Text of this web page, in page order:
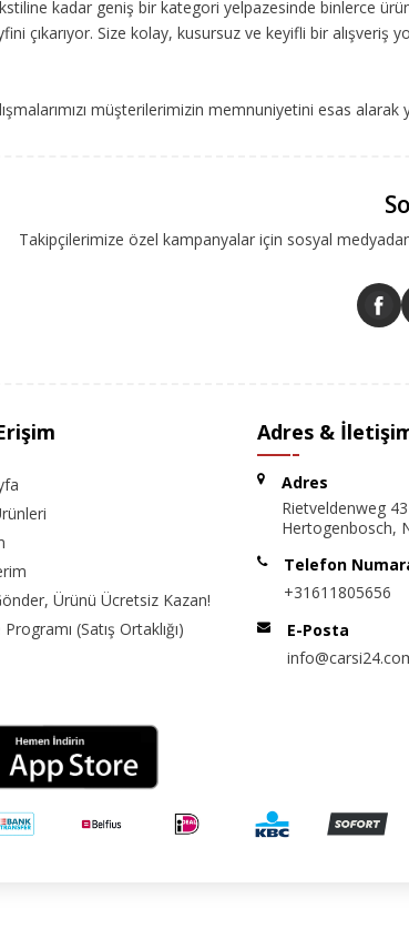
kadar geniş bir kategori yelpazesinde binlerce
çıkarıyor. Size kolay, kusursuz ve keyifli bir alışveriş
müşterilerimizin memnuniyetini esas alarak
Takipçilerimize özel kampanyalar için sosyal
Ürünü Ücretsiz Kazan!
(Satış Ortaklığı)
Adres &
Adres
Rietveldenweg
Hertogenbosch,
Telefon
+31611805656
E-Posta